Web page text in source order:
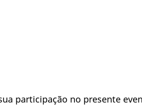
participação no presente